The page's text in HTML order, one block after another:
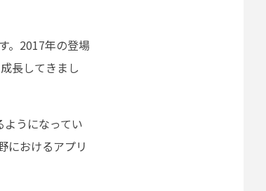
。2017年の登場
長してきまし
うになってい
におけるアプリ